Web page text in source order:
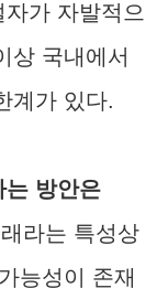
가 자발적으
상 국내에서
계가 있다.
는 방안은
라는 특성상
능성이 존재